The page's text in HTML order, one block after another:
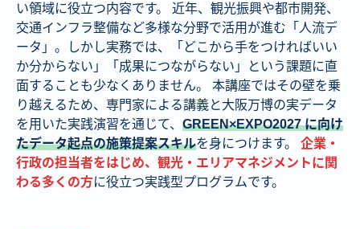
い領域に役立つ内容です。 近年、観光振興や都市開発、
交通インフラ整備など多様な分野で活用が進む「人流デ
ータ」。しかし実務では、「どこから手をつければいい
か分からない」「成果につながらない」という課題に直
面することも少なくありません。 本講座ではその壁を乗
り越えるため、専門家による講義と大阪万博の実データ
を用いた実践演習を通じて、 GREEN×EXPO2027 に向け
たデータ起点の施策提案スキルを身につけます。 企業・
行政の担当者をはじめ、観光・エリアマネジメントに関
わる多くの方に役立つ実践型プログラムです。